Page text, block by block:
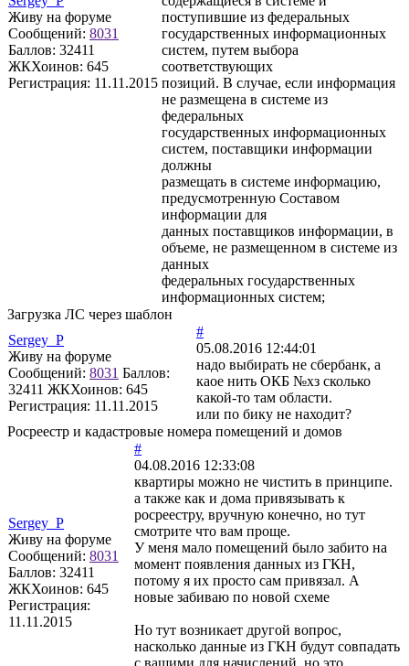
Живу на форуме
Сообщений: 8031
Баллов: 32411
ЖКХоинов: 645
Регистрация: 11.11.2015
поступившие из федеральных
государственных информационных
систем, путем выбора
соответствующих
позиций. В случае, если информация
не размещена в системе из
федеральных
государственных информационных
систем, поставщики информации
должны
размещать в системе информацию,
предусмотренную Составом
информации для
данных поставщиков информации, в
объеме, не размещенном в системе из
данных
федеральных государственных
информационных систем;
Загрузка ЛС через шаблон
Sergey_P
Живу на форуме
Сообщений: 8031 Баллов:
32411 ЖКХоинов: 645
Регистрация: 11.11.2015
#
05.08.2016 12:44:01
надо выбирать не сбербанк, а
каое нить ОКБ №хз сколько
какой-то там области.
или по бику не находит?
Росреестр и кадастровые номера помещений и домов
Sergey_P
Живу на форуме
Сообщений: 8031
Баллов: 32411
ЖКХоинов: 645
Регистрация:
11.11.2015
#
04.08.2016 12:33:08
квартиры можно не чистить в принципе.
а также как и дома привязывать к
росреестру, вручную конечно, но тут
смотрите что вам проще.
У меня мало помещений было забито на
момент появления данных из ГКН,
потому я их просто сам привязал. А
новые забиваю по новой схеме
Но тут возникает другой вопрос,
насколько данные из ГКН будут совпадать
с вашими для начислений, но это